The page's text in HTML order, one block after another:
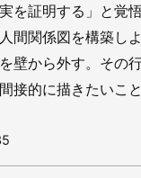
を証明する」と覚
間関係図を構築し
壁から外す。その
接的に描きたいこ